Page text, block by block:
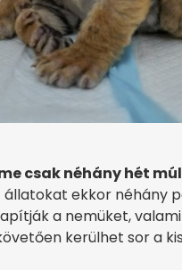
csak néhány hét
ekkor néhány
a nemüket,
kerülhet sor a